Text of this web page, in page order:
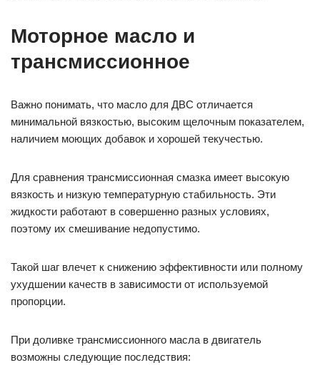
Моторное масло и
трансмиссионное
Важно понимать, что масло для ДВС отличается
минимальной вязкостью, высоким щелочным показателем,
наличием моющих добавок и хорошей текучестью.
Для сравнения трансмиссионная смазка имеет высокую
вязкость и низкую температурную стабильность. Эти
жидкости работают в совершенно разных условиях,
поэтому их смешивание недопустимо.
Такой шаг влечет к снижению эффективности или полному
ухудшении качеств в зависимости от используемой
пропорции.
При доливке трансмиссионного масла в двигатель
возможны следующие последствия: